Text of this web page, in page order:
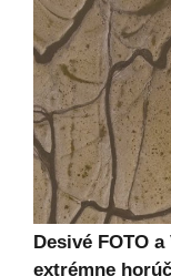
Desivé FOTO
extrémne